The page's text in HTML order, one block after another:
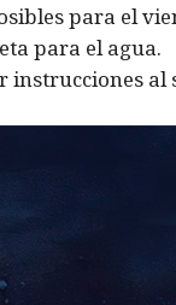
para el
para el agua.
instrucciones al